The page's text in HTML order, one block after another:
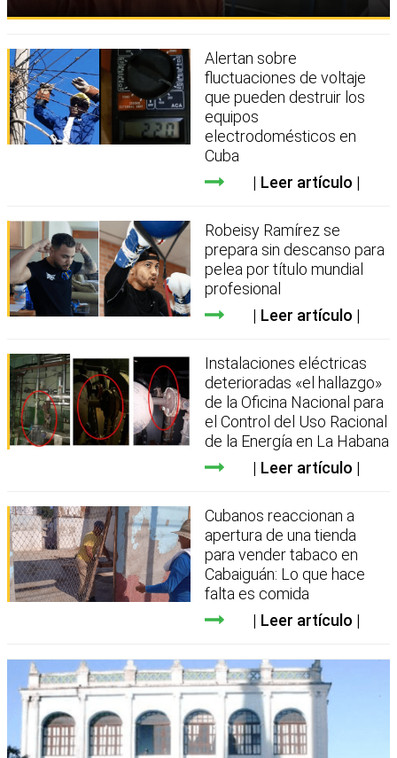
Alertan sobre
fluctuaciones de voltaje
que pueden destruir los
equipos
electrodomésticos en
Cuba
Leer artículo
Robeisy Ramírez se
prepara sin descanso para
pelea por título mundial
profesional
Leer artículo
Instalaciones eléctricas
deterioradas «el hallazgo»
de la Oficina Nacional para
el Control del Uso Racional
de la Energía en La Habana
Leer artículo
Cubanos reaccionan a
apertura de una tienda
para vender tabaco en
Cabaiguán: Lo que hace
falta es comida
Leer artículo